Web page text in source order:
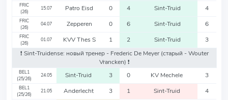
FRIC
(26)
15.07 Patro Eisd 0 4 Sint-Truid 4
FRIC
(26)
04.07 Zepperen 0 6 Sint-Truid 6
FRIC
(26)
01.07 KVV Thes S 1 2 Sint-Truid
3
❗️ Sint-Truidense: новый тренер - Frederic De Meyer(старый - Wouter
Vrancken) ❗️
BEL1
(25/26)
24.05 Sint-Truid 3 0 KV Mechele 3
BEL1
(25/26)
21.05 Anderlecht 3 1 Sint-Truid 4